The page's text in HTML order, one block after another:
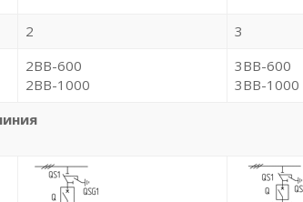
2 3
2BB-600
2BB-1000
3BB-600
3BB-1000